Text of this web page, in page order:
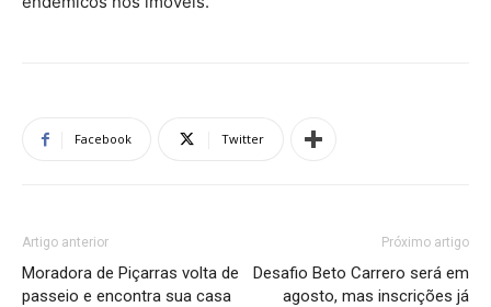
Facebook Twitter
Artigo anterior
Moradora de Piçarras volta de
passeio e encontra sua casa
Próximo artigo
Desafio Beto Carrero será em
agosto, mas inscrições já